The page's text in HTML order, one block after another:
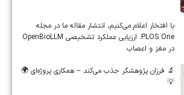
‏‏‏با افتخار اعلام می‌کنیم، انتشار مقاله ما در مجله
‎PLOS One‎: ارزیابی عملکرد تشخیصی ‎OpenBioLLM‎
در مغز و اعصاب
🔬 فرزان پژوهشگر جذب می‌کند – همکاری پروژه‌ای 🌍
💡